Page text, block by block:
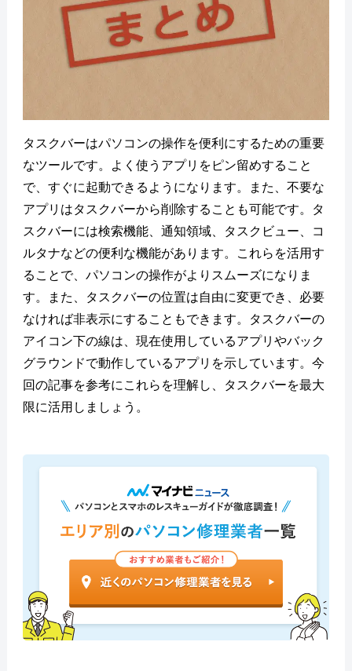
タスクバーはパソコンの操作を便利にするための重要
なツールです。よく使うアプリをピン留めすること
で、すぐに起動できるようになります。また、不要な
アプリはタスクバーから削除することも可能です。タ
スクバーには検索機能、通知領域、タスクビュー、コ
ルタナなどの便利な機能があります。これらを活用す
ることで、パソコンの操作がよりスムーズになりま
す。また、タスクバーの位置は自由に変更でき、必要
なければ非表示にすることもできます。タスクバーの
アイコン下の線は、現在使用しているアプリやバック
グラウンドで動作しているアプリを示しています。今
回の記事を参考にこれらを理解し、タスクバーを最大
限に活用しましょう。